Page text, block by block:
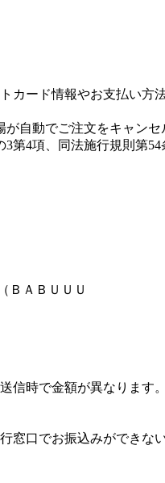
カード情報やお支払い方
自動でご注文をキャンセ
第4項、同法施行規則第
ＢＡＢＵＵＵ
信時で金額が異なります。
窓口でお振込みができな